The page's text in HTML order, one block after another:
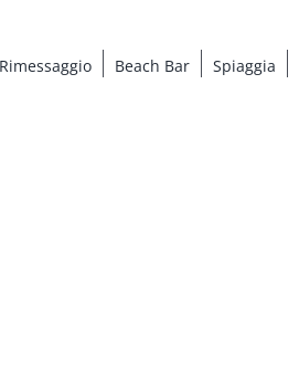
Rimessaggio Beach Bar Spiaggia